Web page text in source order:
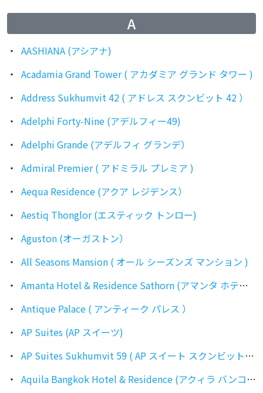
A
AASHIANA (アシアナ)
Acadamia Grand Tower ( アカダミア グランド タワー )
Address Sukhumvit 42 ( アドレス スクンビット 42 ）
Adelphi Forty-Nine (アデルフィー49)
Adelphi Grande (アデルフィ グランデ）
Admiral Premier ( アドミラル プレミア )
Aequa Residence (アクア レジデンス）
Aestiq Thonglor (エスティック トンロー)
Aguston (オーガストン）
All Seasons Mansion ( オール シーズンズ マンション )
Amanta Hotel & Residence Sathorn (アマンタ ホテル & レジデンス サトーン)
Antique Palace ( アンティーク パレス ）
AP Suites (AP スイーツ)
AP Suites Sukhumvit 59 ( AP スイート スクンビット 59 )
Aquila Bangkok Hotel & Residence (アクィラ バンコク レジデンス)